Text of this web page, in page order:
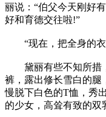
丽说：“伯父今天刚好
好和育德交往啦!”
“现在，把全身的衣
黛丽有些不知所措
裤，露出修长雪白的腿
慢脱下白色的T恤，秀
的少女，高耸有致的双